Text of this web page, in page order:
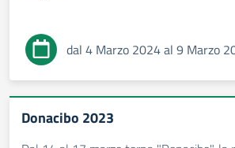
dal 4 Marzo 2024 al 9 Marzo
Donacibo 2023